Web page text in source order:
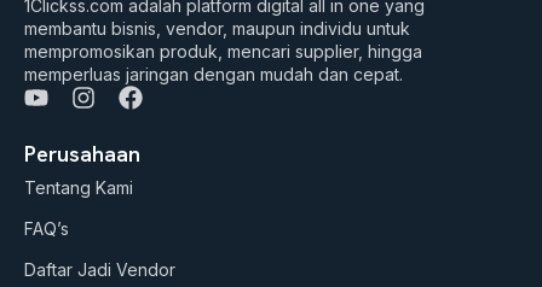
1Clickss.com adalah platform digital all in one yang
membantu bisnis, vendor, maupun individu untuk
mempromosikan produk, mencari supplier, hingga
memperluas jaringan dengan mudah dan cepat.
Y
u
t
u
b
e
I
s
t
a
a
F
c
e
b
k
Perusahaan
Tentang Kami
FAQ’s
Daftar Jadi Vendor